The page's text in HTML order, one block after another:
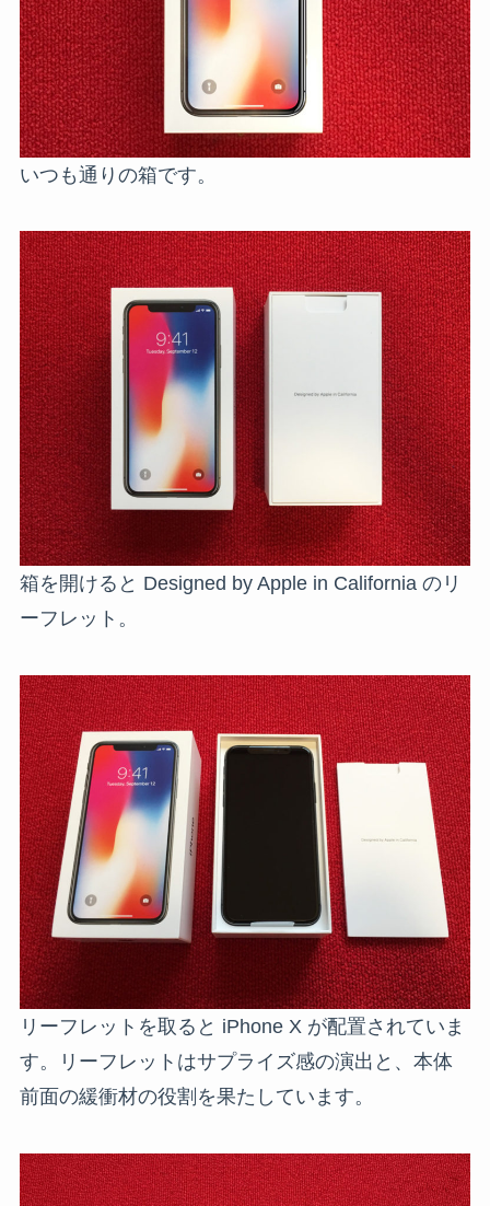
いつも通りの箱です。
箱を開けると Designed by Apple in California のリ
ーフレット。
リーフレットを取ると iPhone X が配置されていま
す。リーフレットはサプライズ感の演出と、本体
前面の緩衝材の役割を果たしています。